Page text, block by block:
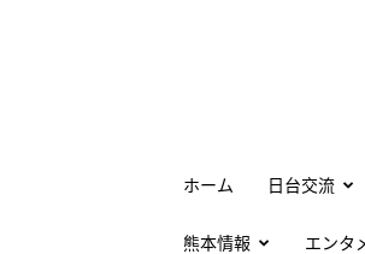
ホーム 日台交流
熊本情報 エンタ